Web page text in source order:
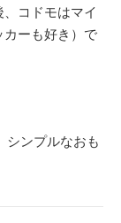
コドモはマイ
カーも好き）で